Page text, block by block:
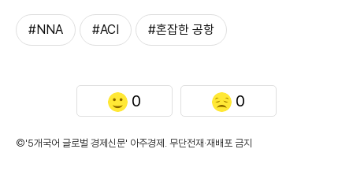
#NNA #ACI #혼잡한 공항
0 0
©'5개국어 글로벌 경제신문' 아주경제. 무단전재·재배포 금지